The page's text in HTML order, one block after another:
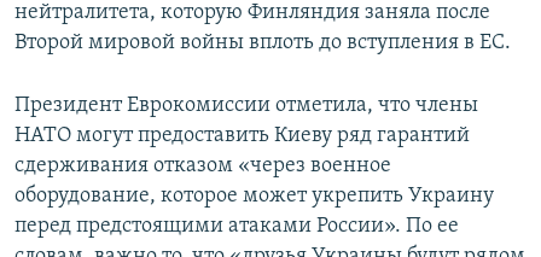
нейтралитета, которую Финляндия заняла после
Второй мировой войны вплоть до вступления в ЕС.
Президент Еврокомиссии отметила, что члены
НАТО могут предоставить Киеву ряд гарантий
сдерживания отказом «через военное
оборудование, которое может укрепить Украину
перед предстоящими атаками России». По ее